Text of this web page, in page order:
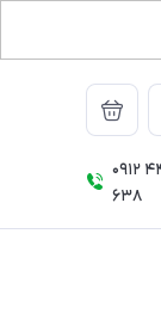
0912
638